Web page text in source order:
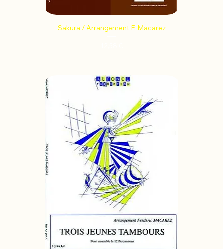
Sakura / Arrangement F. Macarez